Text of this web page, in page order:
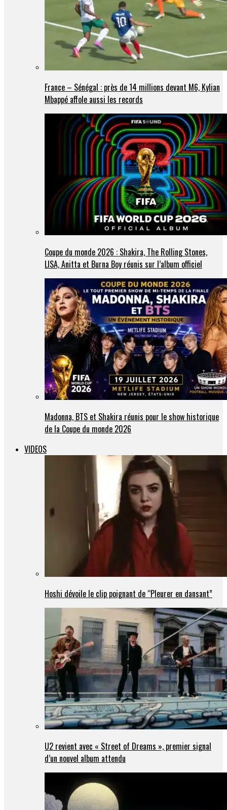
France – Sénégal : près de 14 millions devant M6, Kylian
Mbappé affole aussi les records
Coupe du monde 2026 : Shakira, The Rolling Stones,
LISA, Anitta et Burna Boy réunis sur l’album officiel
Madonna, BTS et Shakira réunis pour le show historique
de la Coupe du monde 2026
VIDEOS
Hoshi dévoile le clip poignant de “Pleurer en dansant”
U2 revient avec « Street of Dreams », premier signal
d’un nouvel album attendu